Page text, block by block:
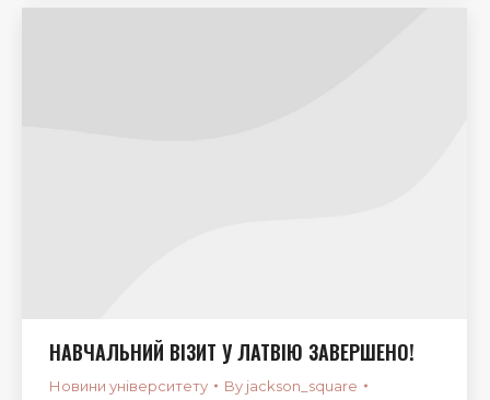
НАВЧАЛЬНИЙ ВІЗИТ У ЛАТВІЮ ЗАВЕРШЕНО!
Новини університету By jackson_square